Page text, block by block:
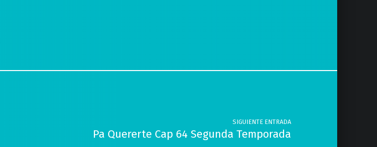
SIGUIENTE ENTRADA
Pa Quererte Cap 64 Segunda Temporada